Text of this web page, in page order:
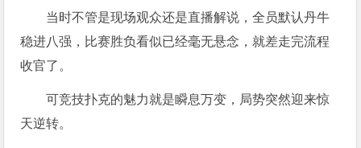
当时不管是现场观众还是直播解说，全员默认丹牛
稳进八强，比赛胜负看似已经毫无悬念，就差走完流程
收官了。
可竞技扑克的魅力就是瞬息万变，局势突然迎来惊
天逆转。